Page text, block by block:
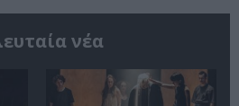
νέα